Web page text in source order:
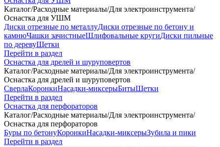
Каталог/Расходные материалы/Для электроинструмента/
Оснастка для УШМ
Диски отрезные по металлуДиски отрезные по бетону и
камнюЧашки зачистныеШлифовальные кругиДиски пильные
по деревуЩетки
Перейти в раздел
Оснастка для дрелей и шуруповертов
Каталог/Расходные материалы/Для электроинструмента/
Оснастка для дрелей и шуруповертов
СверлаКоронкиНасадки-миксерыБитыЩетки
Перейти в раздел
Оснастка для перфораторов
Каталог/Расходные материалы/Для электроинструмента/
Оснастка для перфораторов
Буры по бетонуКоронкиНасадки-миксерыЗубила и пики
Перейти в раздел